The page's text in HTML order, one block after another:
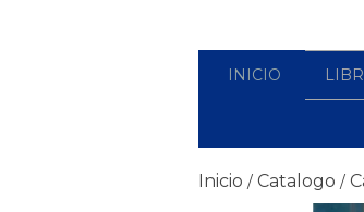
INICIO
Inicio / Catalogo /